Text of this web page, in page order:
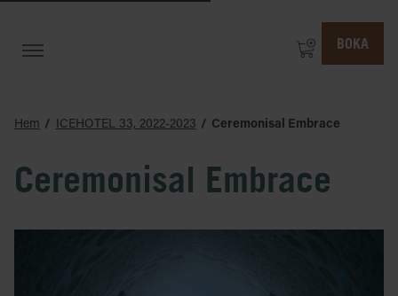
BOKA
Hem ICEHOTEL 33, 2022-2023 Ceremonisal Embrace
Ceremonisal Embrace